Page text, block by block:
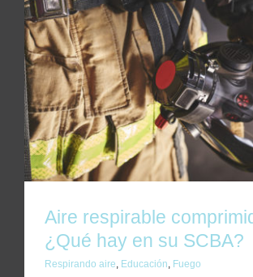
Aire respirable comprimido:
SCBA?
Aire respirable
¿Qué hay en su SCBA?
Respirando aire, Educación, Fuego